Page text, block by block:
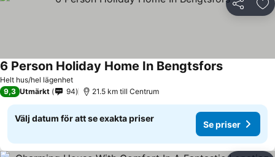
Dela
Helt hus/hel lägenhet
6 Person Holiday Home In Bengtsfors
9,3 Utmärkt 94 21.5 km till Centrum
Välj datum för att se exakta priser
Se priser